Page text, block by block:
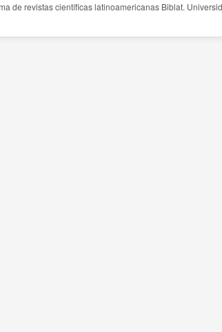
de revistas científicas latinoamericanas Biblat.